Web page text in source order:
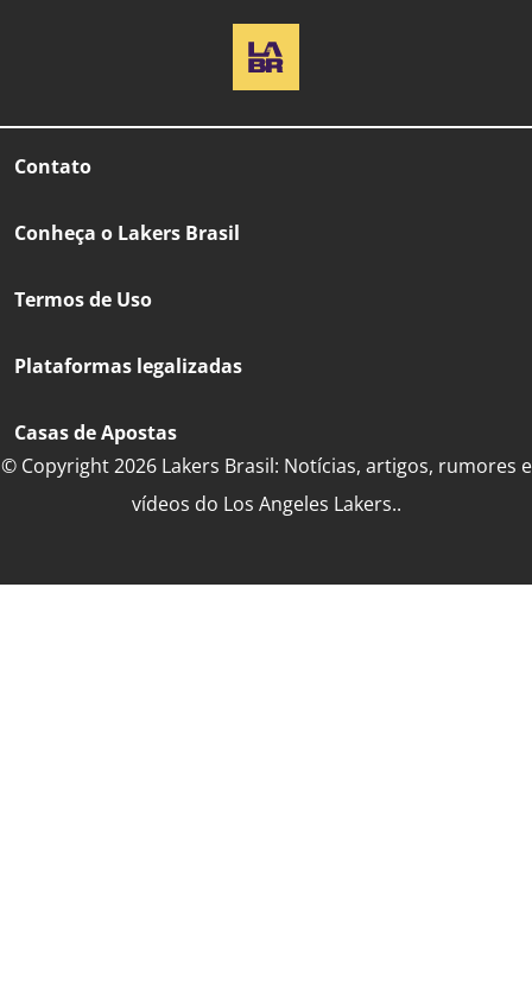
Contato
Conheça o Lakers Brasil
Termos de Uso
Plataformas legalizadas
Casas de Apostas
© Copyright 2026 Lakers Brasil: Notícias, artigos, rumores e
vídeos do Los Angeles Lakers..